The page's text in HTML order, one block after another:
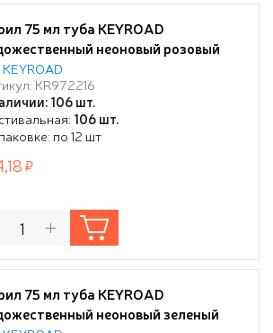
75 мл туба KEYROAD
неоновый розовый
KEYROAD
KR972216
106 шт.
106 шт.
по 12 шт
75 мл туба KEYROAD
неоновый зеленый